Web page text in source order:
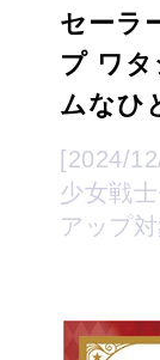
セーラ
プ ワ
ムなひ
[2024/
少女戦
アップ